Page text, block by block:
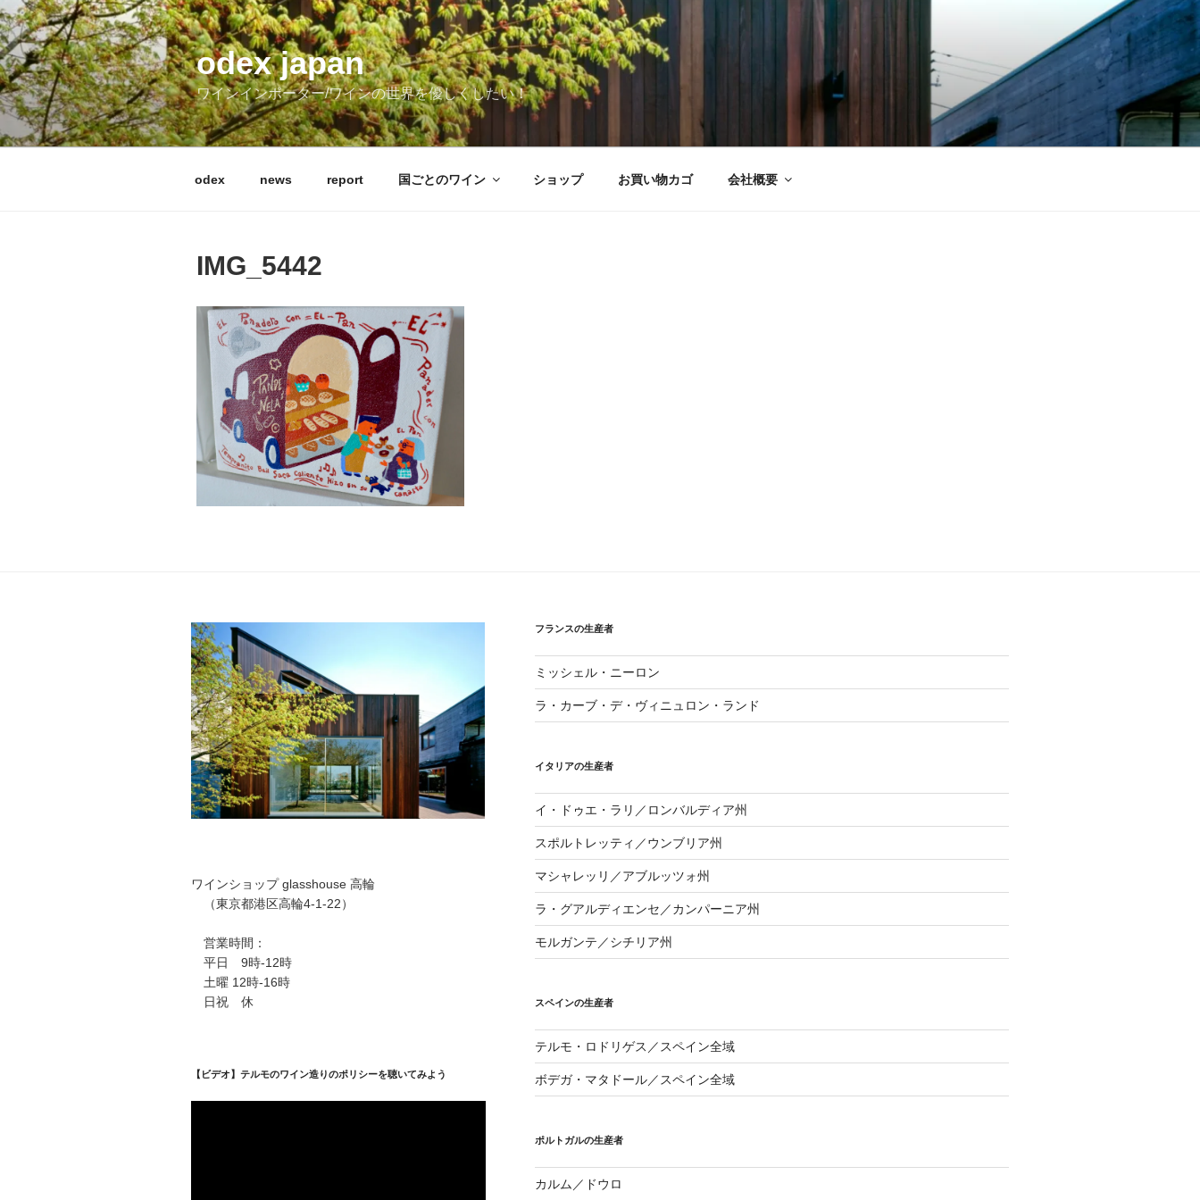
コ
ン
テ
ン
ツ
へ
ス
odex japan
ワインインポーター/ワインの世界を優しくしたい！
odex news report 国ごとのワイン ショップ お買い物カゴ 会社概要
IMG_5442
ワインショップ glasshouse 高輪
（東京都港区高輪4-1-22）
営業時間：
平日 9時-12時
土曜 12時-16時
日祝 休
【ビデオ】テルモのワイン造りのポリシーを聴いてみよう
フランスの生産者
ミッシェル・ニーロン
ラ・カーブ・デ・ヴィニュロン・ランド
イタリアの生産者
イ・ドゥエ・ラリ／ロンバルディア州
スポルトレッティ／ウンブリア州
マシャレッリ／アブルッツォ州
ラ・グアルディエンセ／カンパーニア州
モルガンテ／シチリア州
スペインの生産者
テルモ・ロドリゲス／スペイン全域
ボデガ・マタドール／スペイン全域
ポルトガルの生産者
カルム／ドウロ